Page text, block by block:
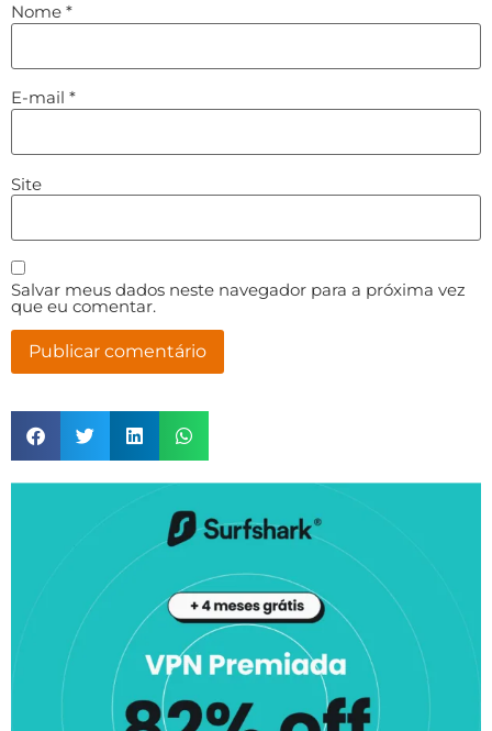
Nome *
E-mail *
Site
Salvar meus dados neste navegador para a próxima vez
que eu comentar.